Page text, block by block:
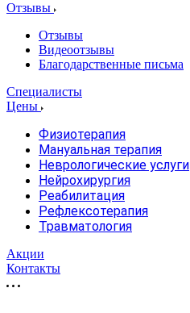
Отзывы
Отзывы
Видеоотзывы
Благодарственные письма
Специалисты
Цены
Физиотерапия
Мануальная терапия
Неврологические услуги
Нейрохирургия
Реабилитация
Рефлексотерапия
Травматология
Акции
Контакты